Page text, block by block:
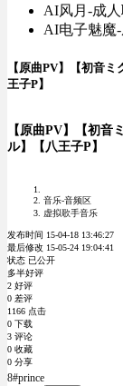
AI风月-成
AI电子魅魔
【原曲PV】【初音
王子P】
【原曲PV】【初音
ル】【八王子P】
音乐-音频区
虚拟歌手音乐
发布时间 15-04-18 13:46:27
最后修改 15-05-24 19:04:41
状态 已公开
多半好评
2 好评
0 差评
1166 点击
0 下载
3 评论
0 收藏
0 分享
8#prince